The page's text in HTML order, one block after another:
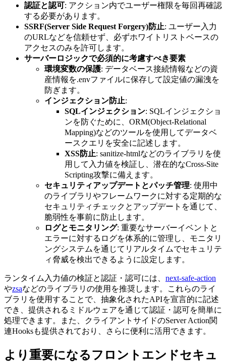
認証と認可: アクション内でユーザー権限を毎回再確認
する必要があります。
SSRF(Server Side Request Forgery)防止: ユーザー入力
のURLなどを信頼せず、必ずホワイトリストベースの
アクセスのみを許可します。
サーバーロジックで必須的に考慮すべき要素
環境変数の保護: データベース接続情報などの資
産情報を.envファイルに保存して設定値の漏洩を
防ぎます。
インジェクション防止:
SQLインジェクション: SQLインジェクショ
ンを防ぐために、ORM(Object-Relational
Mapping)などのツールを使用してデータベ
ースクエリを安全に記述します。
XSS防止: sanitize-htmlなどのライブラリを使
用して入力値を検証し、潜在的なCross-Site
Scripting攻撃に備えます。
セキュリティアップデートとパッチ管理: 使用中
のライブラリやフレームワークに対する定期的な
セキュリティチェックとアップデートを通じて、
脆弱性を事前に防止します。
ログとモニタリング: 重要なサーバーイベントと
エラーに対するログを体系的に管理し、モニタリ
ングシステムを通じてリアルタイムでセキュリテ
ィ脅威を検出できるように設定します。
ランタイム入力値の検証と認証・認可には、 next-safe-action
やzsaなどのライブラリの使用を推奨します。これらのライ
ブラリを使用することで、抽象化されたAPIを宣言的に記述
でき、提供されるミドルウェアを通じて認証・認可を簡単に
処理できます。また、クライアントサイドのServer Action関
連Hooksも提供されており、さらに便利に活用できます。
より重要になるフロントエンドセキュ